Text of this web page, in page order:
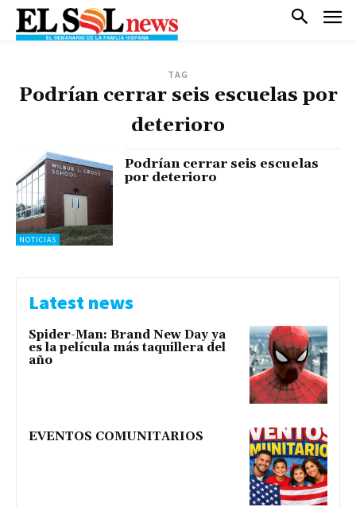
TAG
Podrían cerrar seis escuelas por
deterioro
NOTICIAS
Podrían cerrar seis escuelas
por deterioro
Latest news
Spider-Man: Brand New Day ya
es la película más taquillera del
año
EVENTOS COMUNITARIOS